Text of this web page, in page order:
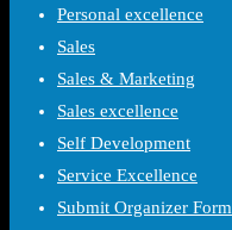
Personal excellence
Sales
Sales & Marketing
Sales excellence
Self Development
Service Excellence
Submit Organizer Form